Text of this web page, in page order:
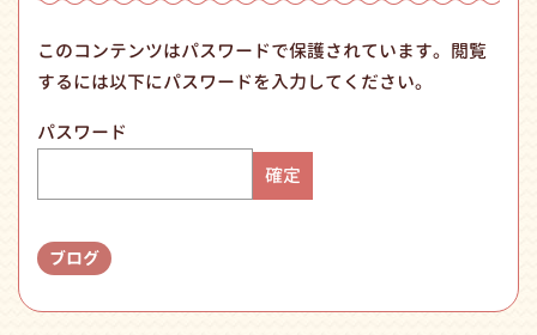
このコンテンツはパスワードで保護されています。閲覧
するには以下にパスワードを入力してください。
パスワード
ブログ